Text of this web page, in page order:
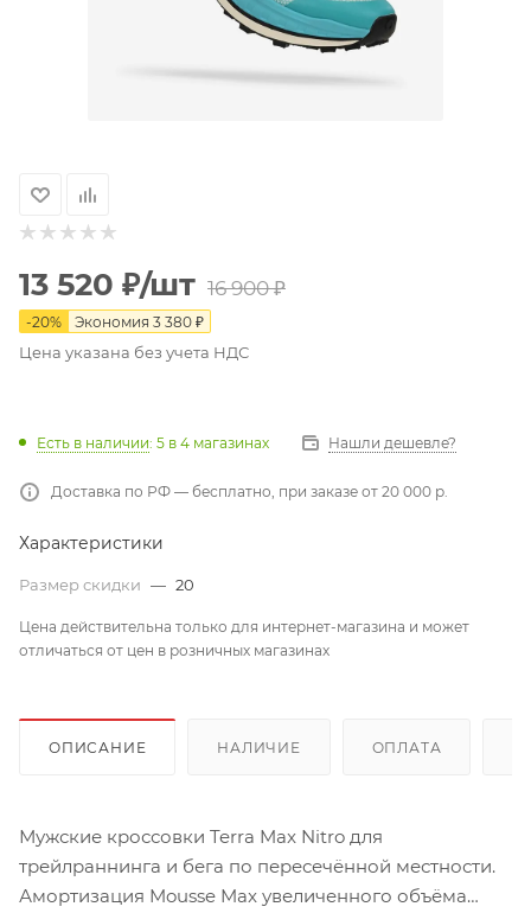
13 520 ₽/шт 16 900₽
-20% Экономия 3 380 ₽
Цена указана без учета НДС
Есть в наличии: 5 в 4 магазинах Нашли дешевле?
Доставка по РФ — бесплатно, при заказе от 20 000 р.
Характеристики
Размер скидки — 20
Цена действительна только для интернет-магазина и может
отличаться от цен в розничных магазинах
ОПИСАНИЕ НАЛИЧИЕ ОПЛАТА
Мужские кроссовки Terra Max Nitro для
трейлраннинга и бега по пересечённой местности.
Амортизация Mousse Max увеличенного объёма